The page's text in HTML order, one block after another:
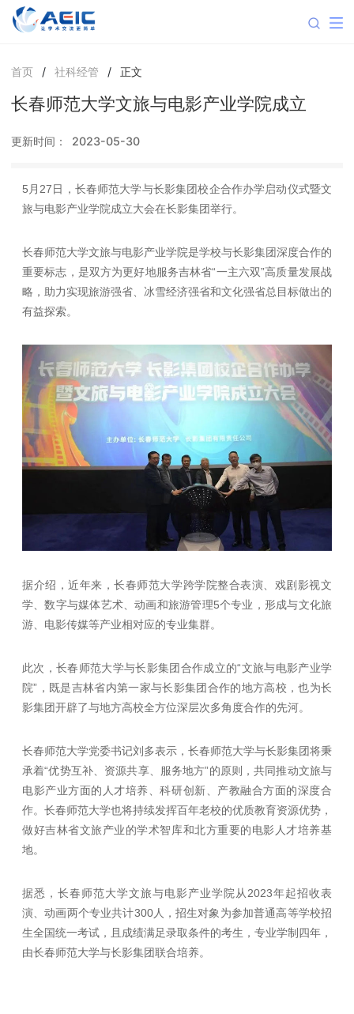
首页 / 社科经管 / 正文
长春师范大学文旅与电影产业学院成立
更新时间： 2023-05-30
5月27日，长春师范大学与长影集团校企合作办学启动仪式暨文
旅与电影产业学院成立大会在长影集团举行。
长春师范大学文旅与电影产业学院是学校与长影集团深度合作的
重要标志，是双方为更好地服务吉林省“一主六双”高质量发展战
略，助力实现旅游强省、冰雪经济强省和文化强省总目标做出的
有益探索。
据介绍，近年来，长春师范大学跨学院整合表演、戏剧影视文
学、数字与媒体艺术、动画和旅游管理5个专业，形成与文化旅
游、电影传媒等产业相对应的专业集群。
此次，长春师范大学与长影集团合作成立的“文旅与电影产业学
院”，既是吉林省内第一家与长影集团合作的地方高校，也为长
影集团开辟了与地方高校全方位深层次多角度合作的先河。
长春师范大学党委书记刘多表示，长春师范大学与长影集团将秉
承着“优势互补、资源共享、服务地方”的原则，共同推动文旅与
电影产业方面的人才培养、科研创新、产教融合方面的深度合
作。长春师范大学也将持续发挥百年老校的优质教育资源优势，
做好吉林省文旅产业的学术智库和北方重要的电影人才培养基
地。
据悉，长春师范大学文旅与电影产业学院从2023年起招收表
演、动画两个专业共计300人，招生对象为参加普通高等学校招
生全国统一考试，且成绩满足录取条件的考生，专业学制四年，
由长春师范大学与长影集团联合培养。